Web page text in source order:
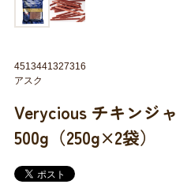
Verycious チキンジ
500g（250g×2袋）
4513441327316
アスク